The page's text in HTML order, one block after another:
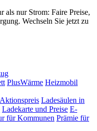
als nur Strom: Faire Preise,
Wechseln Sie jetzt zu
PlusWärme Heizmobil
Ladesäulen in
Ladekarte und Preise E-
für Kommunen Prämie für